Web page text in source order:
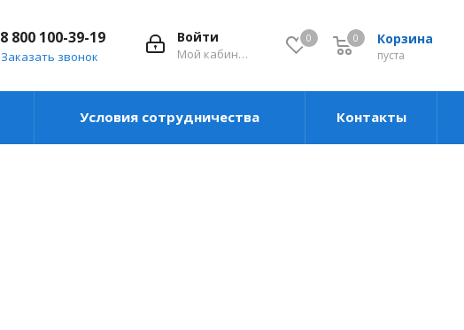
0 Корзина
0
пуста
0
Войти
Мой кабинет
8 800 100-39-19
Заказать звонок
Условия сотрудничества Контакты